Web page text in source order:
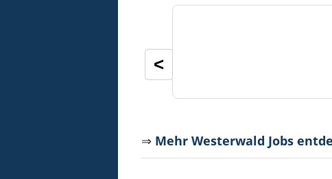
<
⇒ Mehr Westerwald Jobs